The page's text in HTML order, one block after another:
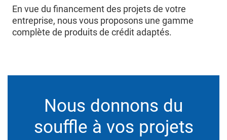
En vue du financement des projets de votre
entreprise, nous vous proposons une gamme
complète de produits de crédit adaptés.
Nous donnons du
souffle à vos projets